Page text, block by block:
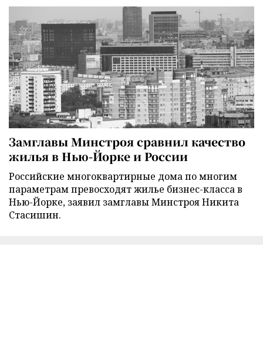
Замглавы Минстроя сравнил качество
жилья в Нью-Йорке и России
Российские многоквартирные дома по многим
параметрам превосходят жилье бизнес-класса в
Нью-Йорке, заявил замглавы Минстроя Никита
Стасишин.